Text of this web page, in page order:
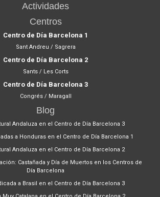
Actividades
Centros
Centro de Día Barcelona 1
Sant Andreu / Sagrera
Centro de Día Barcelona 2
Sants / Les Corts
Centro de Día Barcelona 3
Congrés / Maragall
Blog
Andaluza en el Centro de Día Barcelona 3
a Honduras en el Centro de Día Barcelona 1
Andaluza en el Centro de Día Barcelona 2
Castañada y Día de Muertos en los Centros de
Día Barcelona
a Brasil en el Centro de Día Barcelona 3